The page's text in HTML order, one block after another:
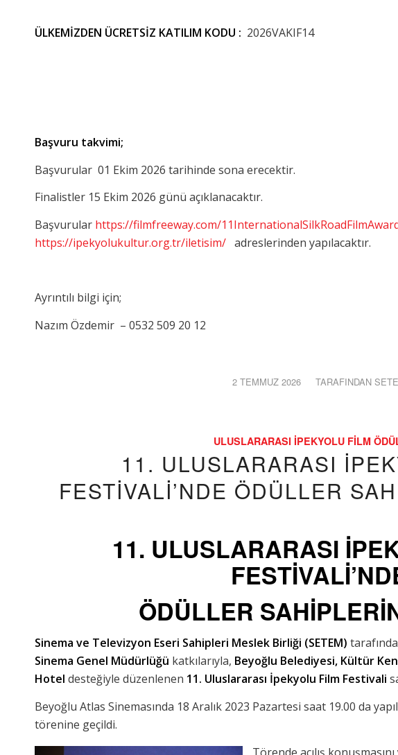
ÜLKEMİZDEN ÜCRETSİZ KATILIM KODU : 2026VAKIF14
Başvuru takvimi;
Başvurular 01 Ekim 2026 tarihinde sona erecektir.
Finalistler 15 Ekim 2026 günü açıklanacaktır.
Başvurular https://filmfreeway.com/
https://ipekyolukultur.org.tr/iletisim/ adreslerinden yapılacaktır.
Ayrıntılı bilgi için;
Nazım Özdemir – 0532 509 20 12
2 TEMMUZ 2026
/ TARAFINDAN
ULUSLARARASI İPEKYOLU FILM
11. ULUSLARARASI
FESTİVALİ’NDE ÖDÜLLER
11. ULUSLARARASI
ÖDÜLLER
Sinema ve Televizyon Eseri Sahipleri Meslek Birliği (SETEM)
Sinema Genel Müdürlüğü katkılarıyla, Beyoğlu Belediyesi, Kültür
Hotel desteğiyle düzenlenen 11. Uluslararası İpekyolu Film Festivali
Beyoğlu Atlas Sinemasında 18 Aralık 2023 Pazartesi saat 19.00 da
törenine geçildi.
Törende açılış